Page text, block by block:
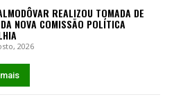
REALIZOU TOMADA DE
NOVA COMISSÃO POLÍTICA
2026